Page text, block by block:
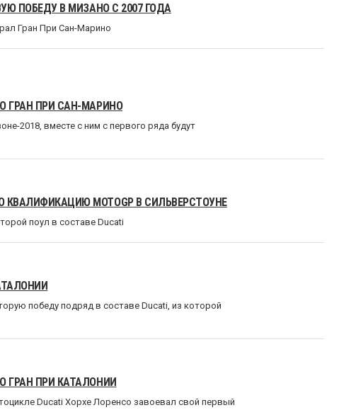
ПОБЕДУ В МИЗАНО С 2007 ГОДА
Гран При Сан-Марино
ГРАН ПРИ САН-МАРИНО
2018, вместе с ним с первого ряда будут
MOTOGP В СИЛЬВЕРСТОУНЕ
поул в составе Ducati
победу подряд в составе Ducati, из которой
ГРАН ПРИ КАТАЛОНИИ
Ducati Хорхе Лоренсо завоевал свой первый